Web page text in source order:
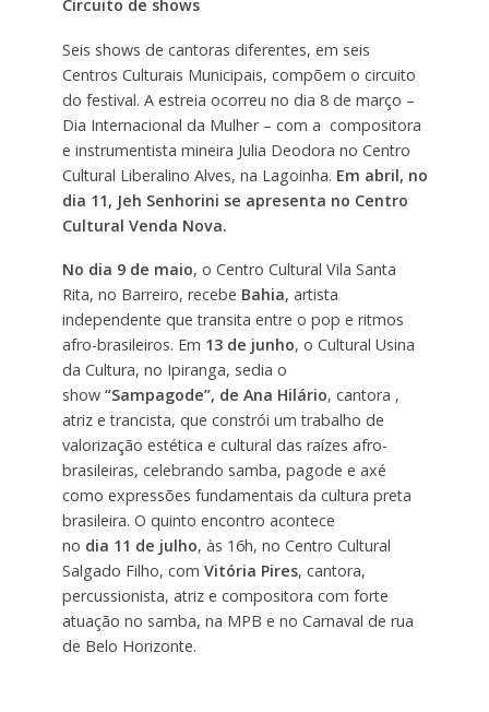
Circuito de shows
Seis shows de cantoras diferentes, em seis
Centros Culturais Municipais, compõem o circuito
do festival. A estreia ocorreu no dia 8 de março –
Dia Internacional da Mulher – com a compositora
e instrumentista mineira Julia Deodora no Centro
Cultural Liberalino Alves, na Lagoinha. Em abril, no
dia 11, Jeh Senhorini se apresenta no Centro
Cultural Venda Nova.
No dia 9 de maio, o Centro Cultural Vila Santa
Rita, no Barreiro, recebe Bahia, artista
independente que transita entre o pop e ritmos
afro-brasileiros. Em 13 de junho, o Cultural Usina
da Cultura, no Ipiranga, sedia o
show “Sampagode”, de Ana Hilário, cantora ,
atriz e trancista, que constrói um trabalho de
valorização estética e cultural das raízes afro-
brasileiras, celebrando samba, pagode e axé
como expressões fundamentais da cultura preta
brasileira. O quinto encontro acontece
no dia 11 de julho, às 16h, no Centro Cultural
Salgado Filho, com Vitória Pires, cantora,
percussionista, atriz e compositora com forte
atuação no samba, na MPB e no Carnaval de rua
de Belo Horizonte.